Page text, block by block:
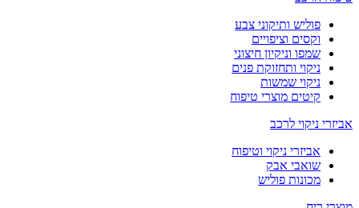
פוליש ותיקוני צבע
וקסים וציפויים
שמפו וניקיון חיצוני
ניקוי ותחזוקת פנים
ניקוי שמשות
קיטים מוצרי טיפוח
אביזרי ניקוי לרכב
אביזרי ניקוי וטיפוח
שואבי אבק
מכונות פוליש